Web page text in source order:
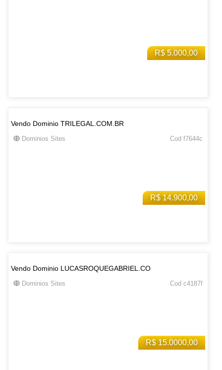
R$ 5.000,00
R$ 14.900,00
Vendo Dominio TRILEGAL.COM.BR
Dominios Sites Cod f7644c
R$ 15.0000,00
Vendo Dominio LUCASROQUEGABRIEL.CO
Dominios Sites Cod c4187f